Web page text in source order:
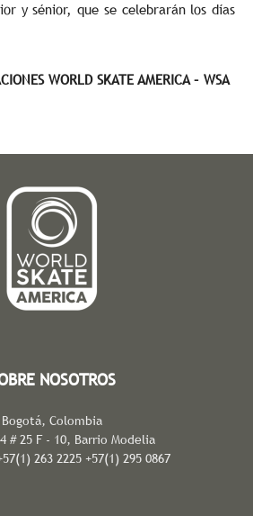
y sénior, que se celebrarán los días
WORLD SKATE AMERICA – WSA
NOSOTROS
Bogotá, Colombia
# 25 F - 10, Barrio Modelia
263 2225 +57(1) 295 0867